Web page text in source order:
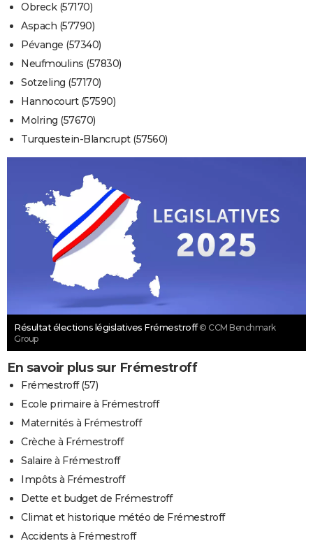
Obreck (57170)
Aspach (57790)
Pévange (57340)
Neufmoulins (57830)
Sotzeling (57170)
Hannocourt (57590)
Molring (57670)
Turquestein-Blancrupt (57560)
Résultat élections législatives Frémestroff© CCM Benchmark
Group
En savoir plus sur Frémestroff
Frémestroff (57)
Ecole primaire à Frémestroff
Maternités à Frémestroff
Crèche à Frémestroff
Salaire à Frémestroff
Impôts à Frémestroff
Dette et budget de Frémestroff
Climat et historique météo de Frémestroff
Accidents à Frémestroff